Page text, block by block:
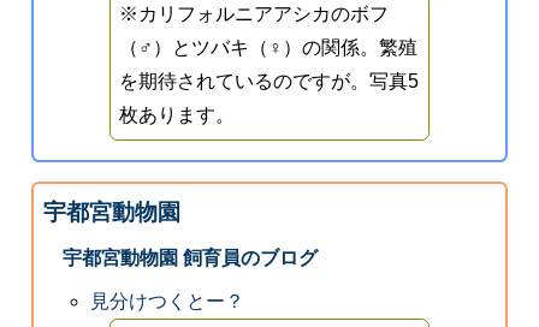
※カリフォルニアアシカのボフ
（♂）とツバキ（♀）の関係。繁殖
を期待されているのですが。写真5
枚あります。
宇都宮動物園
宇都宮動物園 飼育員のブログ
見分けつくとー？